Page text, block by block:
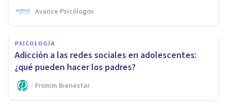
Avance Psicólogos
PSICOLOGÍA
Adicción a las redes sociales en adolescentes:
¿qué pueden hacer los padres?
Fromm Bienestar